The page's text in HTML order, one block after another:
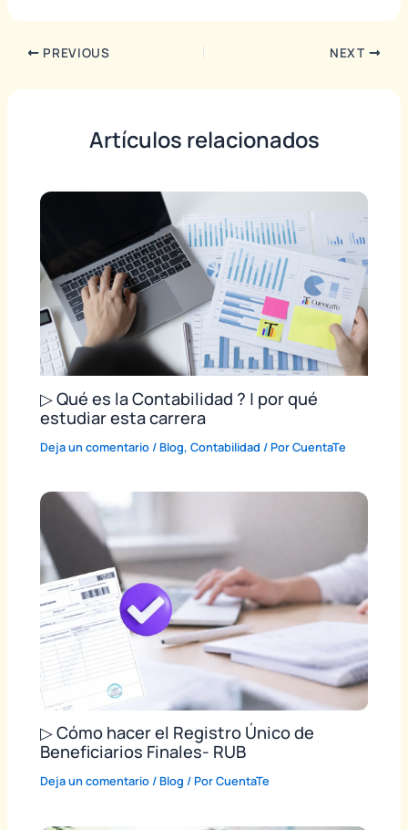
PREVIOUS NEXT
Artículos relacionados
▷ Qué es la Contabilidad ? | por qué
estudiar esta carrera
Deja un comentario/Blog,Contabilidad / PorCuentaTe
▷ Cómo hacer el Registro Único de
Beneficiarios Finales- RUB
Deja un comentario/Blog / PorCuentaTe